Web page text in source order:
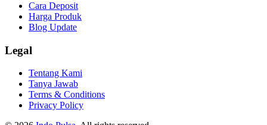
Cara Deposit
Harga Produk
Blog Update
Legal
Tentang Kami
Tanya Jawab
Terms & Conditions
Privacy Policy